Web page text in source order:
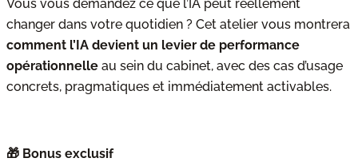
Vous vous demandez ce que l’IA peut réellement
changer dans votre quotidien ? Cet atelier vous montrera
comment l’IA devient un levier de performance
opérationnelle au sein du cabinet, avec des cas d’usage
concrets, pragmatiques et immédiatement activables.
🎁 Bonus exclusif